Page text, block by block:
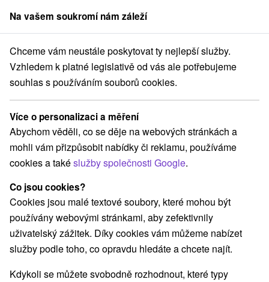
člen skupinySorger
Pobyty na Slovensku Pobyty v akci Turiec
Pobyty v akci Turiec
Kategorie
Všechny kategorie
Pobyty v akci(8)
Wellness pobyty(12) Víkendové pobyty(9)
Romantické pobyty
Rodinné pobyty(7)
Vyberte lokalitu nebo termín
Nejprodávanější
Na vašem soukromí nám záleží
Chceme vám neustále poskytovat ty nejlepší služby.
Vzhledem k platné legislativě od vás ale potřebujeme
souhlas s používáním souborů cookies.
Více o personalizaci a měření
Abychom věděli, co se děje na webových stránkách a
mohli vám přizpůsobit nabídky či reklamu, používáme
cookies a takéslužby společnosti Google.
Co jsou cookies?
Cookies jsou malé textové soubory, které mohou být
používány webovými stránkami, aby zefektivnily
uživatelský zážitek. Díky cookies vám můžeme nabízet
služby podle toho, co opravdu hledáte a chcete najít.
Kdykoli se můžete svobodně rozhodnout, které typy